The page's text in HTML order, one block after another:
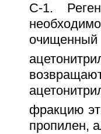
С-1.
фракцию
пропилен,